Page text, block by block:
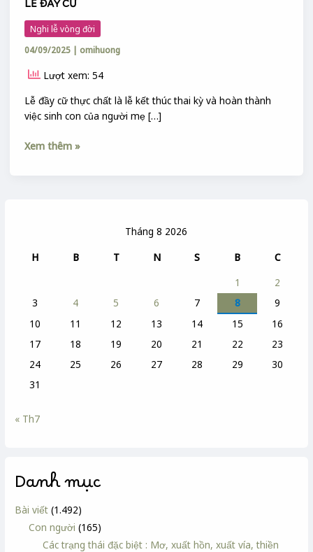
Tháng 8 2026
H
B T N S B
C
1
2
3
4 5 6 7 8
9
10
11 12 13 14 15
16
17
18 19 20 21 22
23
24
25 26 27 28 29
30
31
« Th7
Danh mục
Bài viết (1.492)
Con người (165)
Các trạng thái đặc biệt : Mơ, xuất hồn, xuất vía, thiền
LỄ ĐẦY CỮ
Nghi lễ vòng đời
04/09/2025 | omihuong
Lượt xem: 54
Lễ đầy cữ thực chất là lễ kết thúc thai kỳ và hoàn thành
việc sinh con của người mẹ […]
Xem thêm »